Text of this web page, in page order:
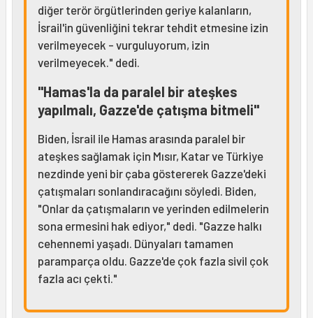
diğer terör örgütlerinden geriye kalanların,
İsrail'in güvenliğini tekrar tehdit etmesine izin
verilmeyecek - vurguluyorum, izin
verilmeyecek." dedi.
"Hamas'la da paralel bir ateşkes
yapılmalı, Gazze'de çatışma bitmeli"
Biden, İsrail ile Hamas arasında paralel bir
ateşkes sağlamak için Mısır, Katar ve Türkiye
nezdinde yeni bir çaba göstererek Gazze'deki
çatışmaları sonlandıracağını söyledi. Biden,
"Onlar da çatışmaların ve yerinden edilmelerin
sona ermesini hak ediyor," dedi. "Gazze halkı
cehennemi yaşadı. Dünyaları tamamen
paramparça oldu. Gazze'de çok fazla sivil çok
fazla acı çekti."